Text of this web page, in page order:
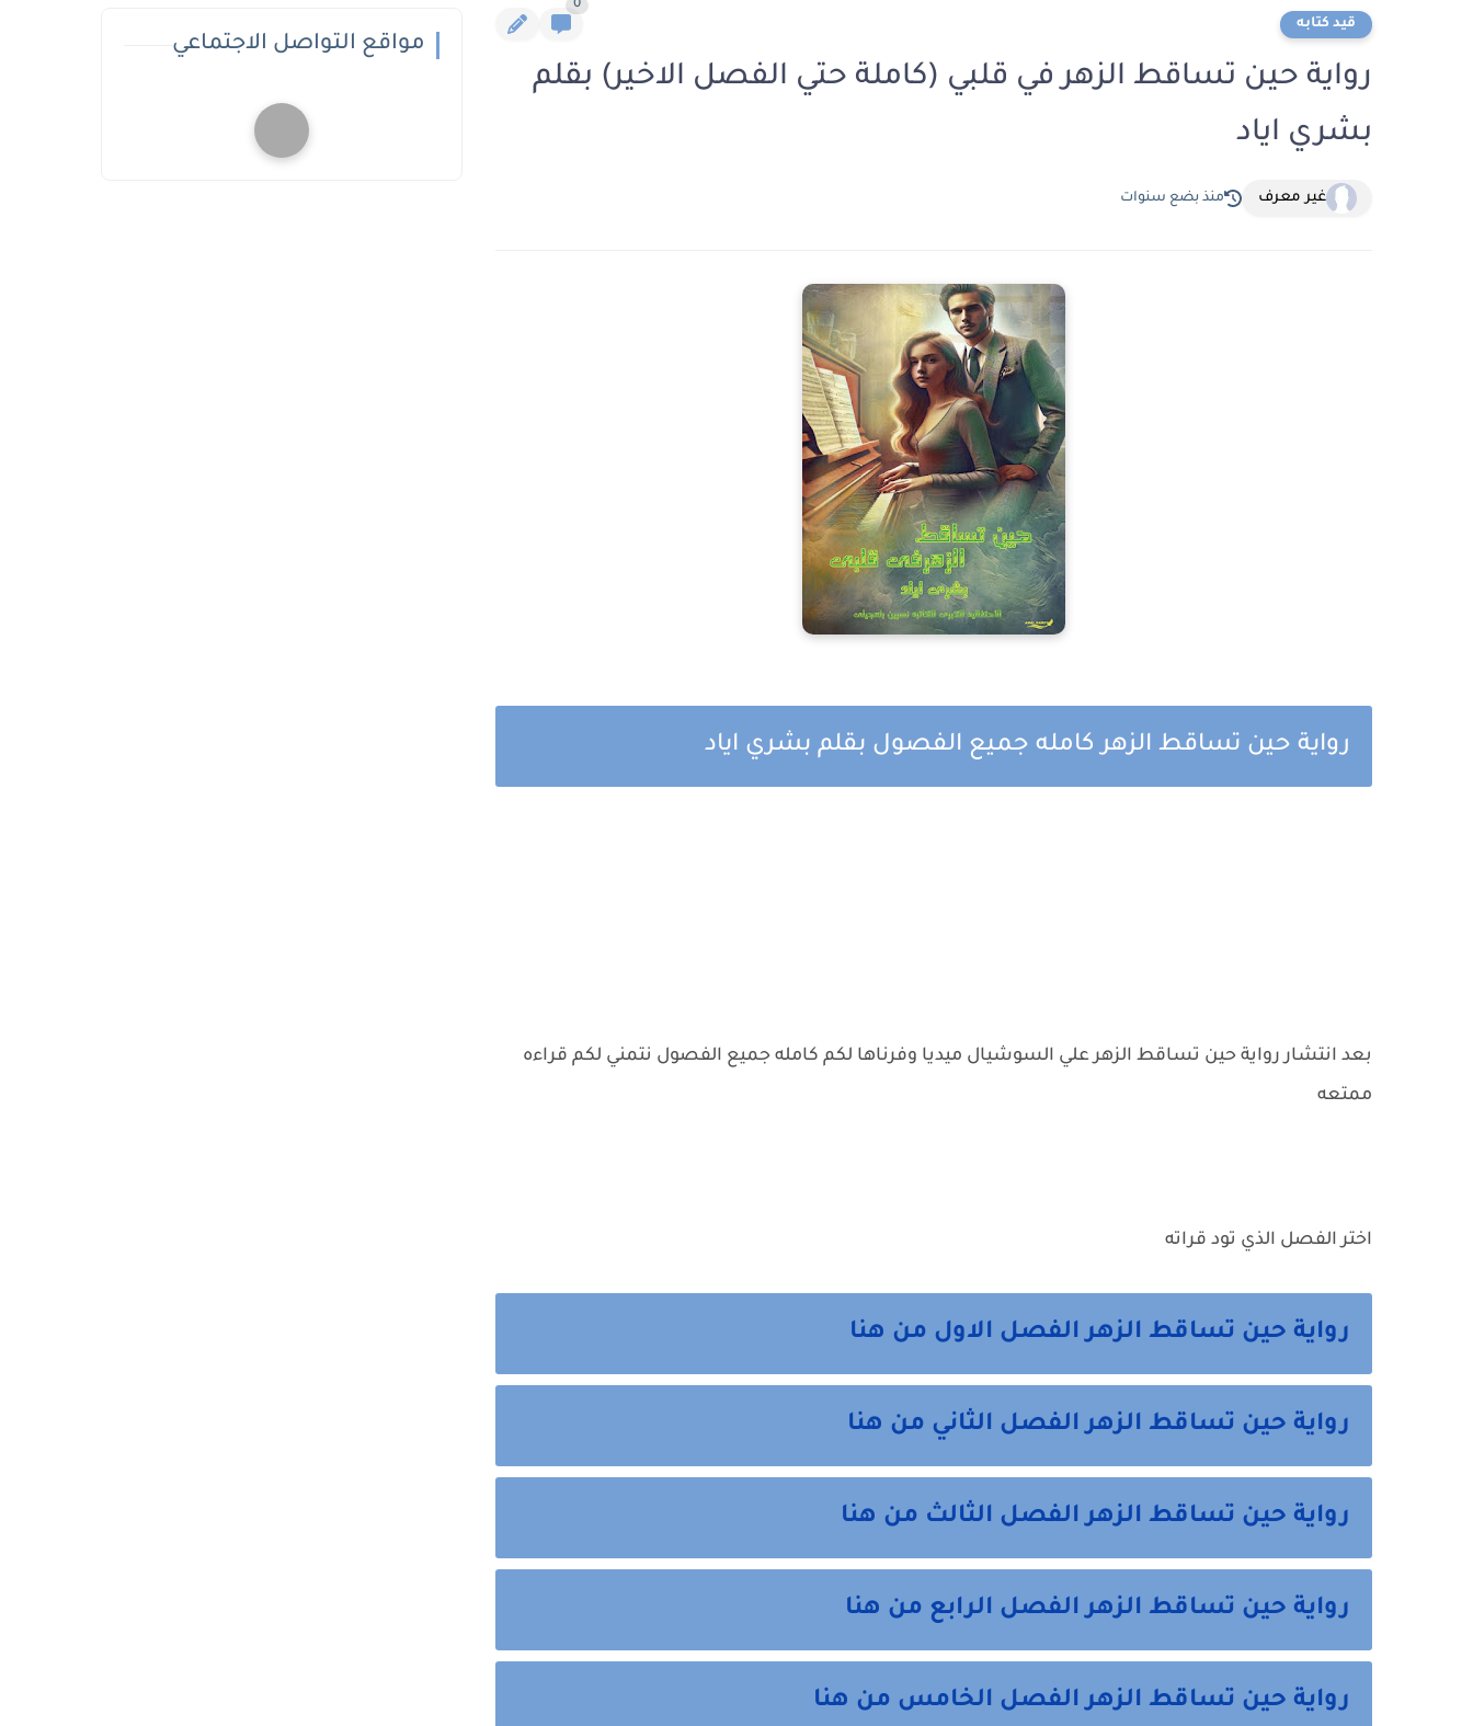
قيد كتابه
0
رواية حين تساقط الزهر في قلبي (كاملة حتي الفصل الاخير) بقلم
بشري اياد
غير معرف منذ بضع سنوات
رواية حين تساقط الزهر كامله جميع الفصول بقلم بشري اياد
بعد انتشار رواية حين تساقط الزهر علي السوشيال ميديا وفرناها لكم كامله جميع الفصول نتمني لكم قراءه
ممتعه
اختر الفصل الذي تود قراته
رواية حين تساقط الزهر الفصل الاول من هنا
رواية حين تساقط الزهر الفصل الثاني من هنا
رواية حين تساقط الزهر الفصل الثالث من هنا
رواية حين تساقط الزهر الفصل الرابع من هنا
رواية حين تساقط الزهر الفصل الخامس من هنا
مواقع التواصل الاجتماعي